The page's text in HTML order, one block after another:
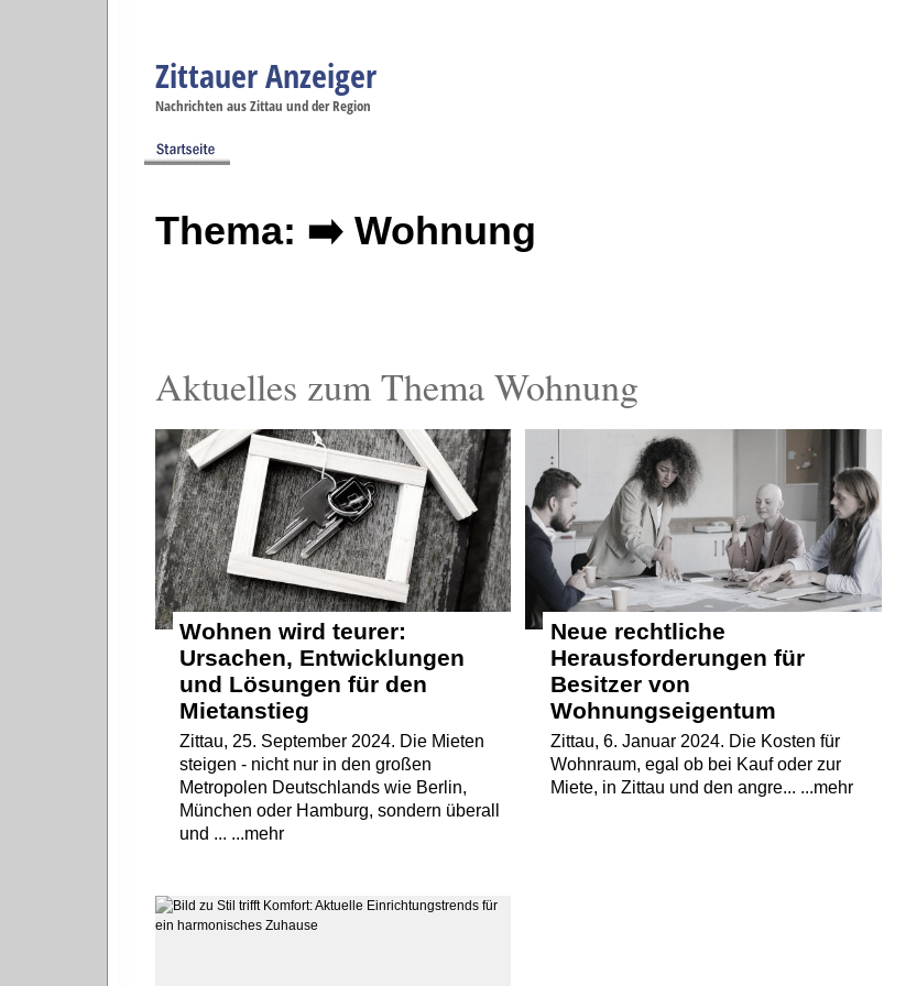
Zittauer Anzeiger
Nachrichten aus Zittau und der Region
Thema: ➡️ Wohnung
Aktuelles zum Thema Wohnung
Wohnen wird teurer:
Ursachen, Entwicklungen
und Lösungen für den
Mietanstieg
Zittau, 25. September 2024. Die Mieten
steigen - nicht nur in den großen
Metropolen Deutschlands wie Berlin,
München oder Hamburg, sondern überall
und ... ...mehr
Neue rechtliche
Herausforderungen für
Besitzer von
Wohnungseigentum
Zittau, 6. Januar 2024. Die Kosten für
Wohnraum, egal ob bei Kauf oder zur
Miete, in Zittau und den angre... ...mehr